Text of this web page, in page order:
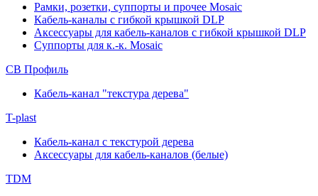
Рамки, розетки, суппорты и прочее Mosaic
Кабель-каналы с гибкой крышкой DLP
Аксессуары для кабель-каналов с гибкой крышкой DLP
Суппорты для к.-к. Mosaic
СВ Профиль
Кабель-канал "текстура дерева"
T-plast
Кабель-канал с текстурой дерева
Аксессуары для кабель-каналов (белые)
TDM